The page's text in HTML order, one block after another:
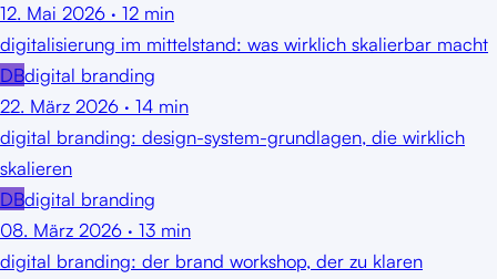
12. Mai 2026 · 12 min
digitalisierung im mittelstand: was wirklich skalierbar macht
DBdigital branding
22. März 2026 · 14 min
digital branding: design-system-grundlagen, die wirklich
skalieren
DBdigital branding
08. März 2026 · 13 min
digital branding: der brand workshop, der zu klaren